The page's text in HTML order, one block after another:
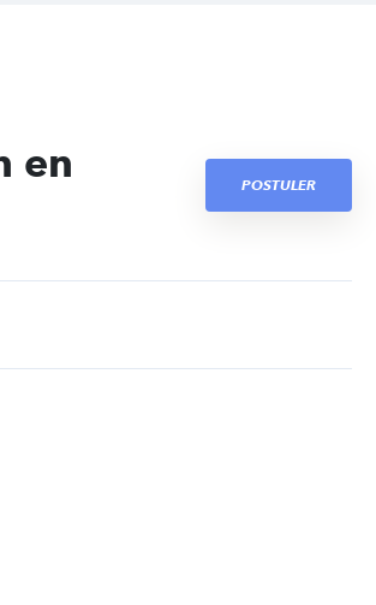
en
POSTULER